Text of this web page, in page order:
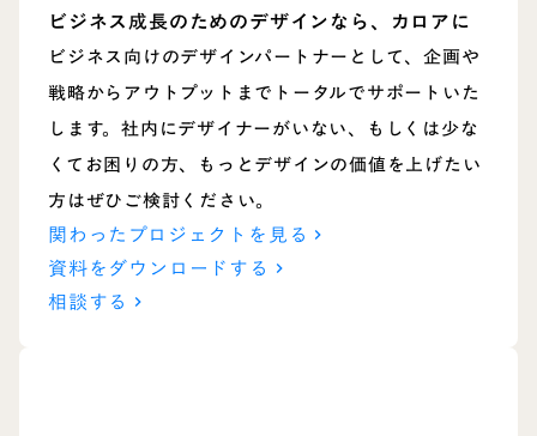
ビジネス成長のためのデザインなら、カロアに
ビジネス向けのデザインパートナーとして、企画や
戦略からアウトプットまでトータルでサポートいた
します。社内にデザイナーがいない、もしくは少な
くてお困りの方、もっとデザインの価値を上げたい
方はぜひご検討ください。
関わったプロジェクトを見る keyboard_arrow_right
資料をダウンロードする keyboard_arrow_right
相談する keyboard_arrow_right